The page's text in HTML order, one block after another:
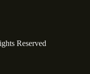
Reserved